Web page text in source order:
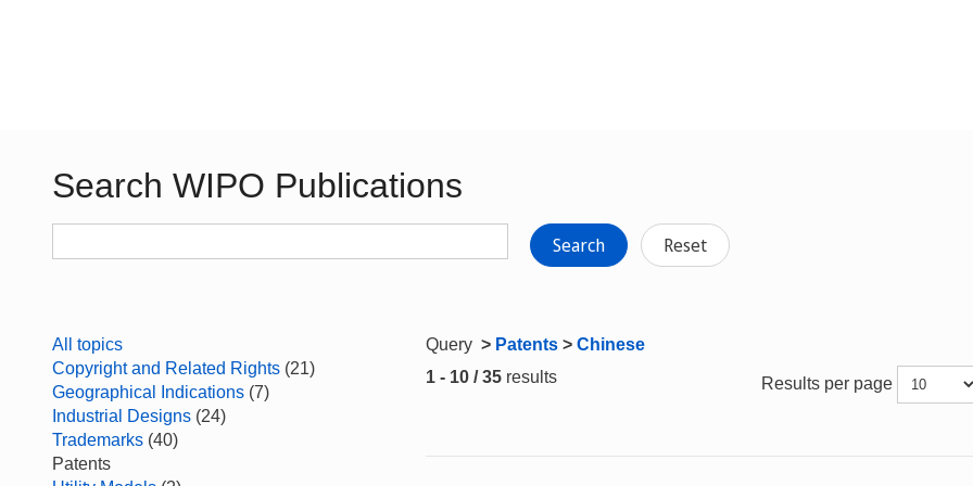
Search WIPO Publications
Search Reset
All topics
Copyright and Related Rights (21)
Geographical Indications (7)
Industrial Designs (24)
Trademarks (40)
Patents
Query > Patents > Chinese
1 - 10 / 35 results Results per page